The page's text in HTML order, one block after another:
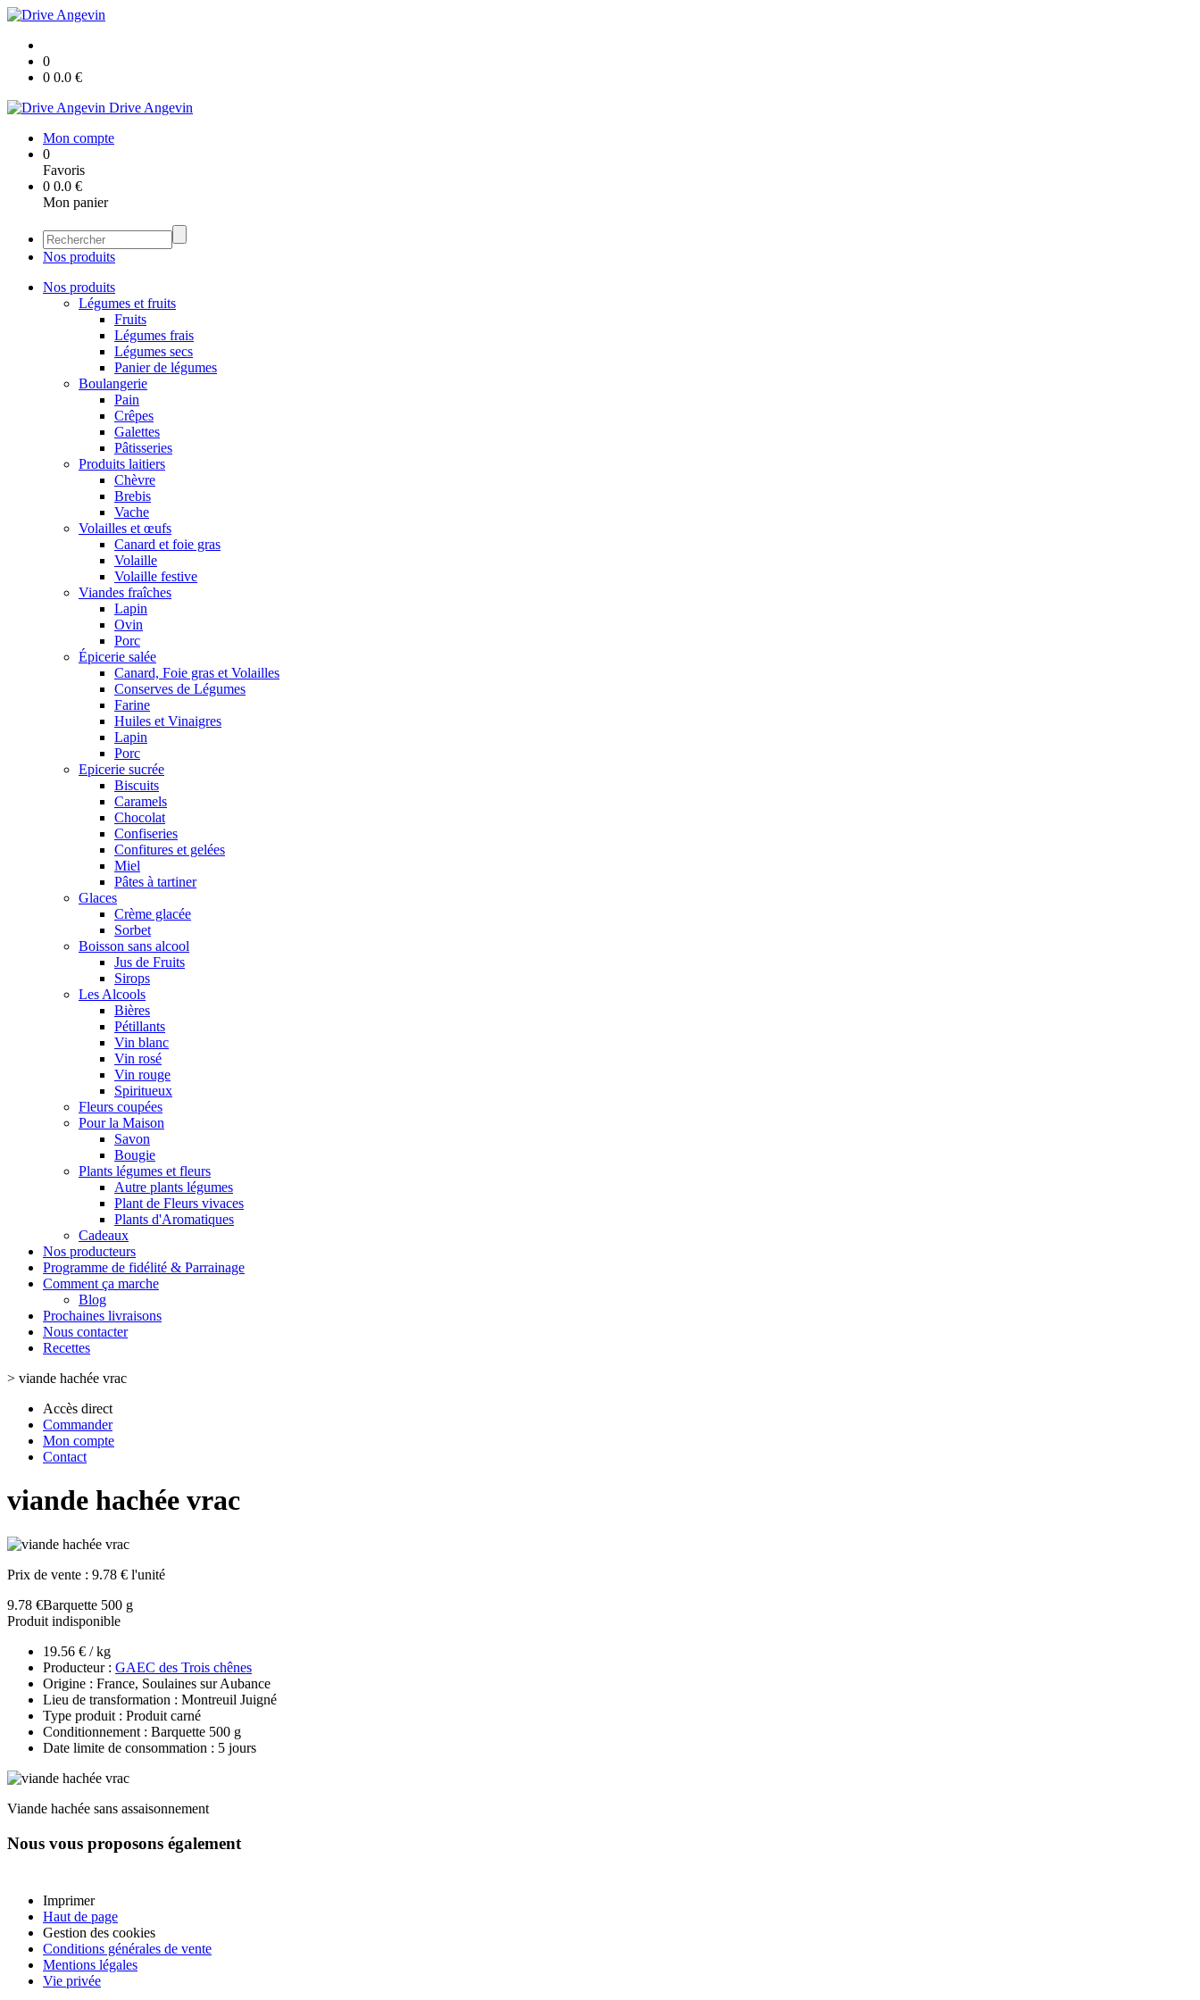
0
0 0.0 €
Drive Angevin
Mon compte
0
Favoris
0 0.0 €
Mon panier
Nos produits
Nos produits
Légumes et fruits
Fruits
Légumes frais
Légumes secs
Panier de légumes
Boulangerie
Pain
Crêpes
Galettes
Pâtisseries
Produits laitiers
Chèvre
Brebis
Vache
Volailles et œufs
Canard et foie gras
Volaille
Volaille festive
Viandes fraîches
Lapin
Ovin
Porc
Épicerie salée
Canard, Foie gras et Volailles
Conserves de Légumes
Farine
Huiles et Vinaigres
Lapin
Porc
Epicerie sucrée
Biscuits
Caramels
Chocolat
Confiseries
Confitures et gelées
Miel
Pâtes à tartiner
Glaces
Crème glacée
Sorbet
Boisson sans alcool
Jus de Fruits
Sirops
Les Alcools
Bières
Pétillants
Vin blanc
Vin rosé
Vin rouge
Spiritueux
Fleurs coupées
Pour la Maison
Savon
Bougie
Plants légumes et fleurs
Autre plants légumes
Plant de Fleurs vivaces
Plants d'Aromatiques
Cadeaux
Nos producteurs
Programme de fidélité & Parrainage
Comment ça marche
Blog
Prochaines livraisons
Nous contacter
Recettes
> viande hachée vrac
Accès direct
Commander
Mon compte
Contact
viande hachée vrac
Prix de vente : 9.78 € l'unité
9.78 €Barquette 500 g
Produit indisponible
19.56 € / kg
Producteur : GAEC des Trois chênes
Origine : France, Soulaines sur Aubance
Lieu de transformation : Montreuil Juigné
Type produit : Produit carné
Conditionnement : Barquette 500 g
Date limite de consommation : 5 jours
Viande hachée sans assaisonnement
Nous vous proposons également
Imprimer
Haut de page
Gestion des cookies
Conditions générales de vente
Mentions légales
Vie privée